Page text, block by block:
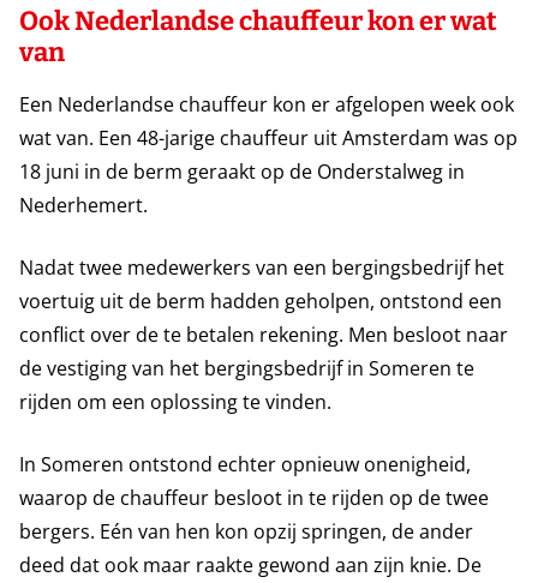
Ook Nederlandse chauffeur kon er wat
van
Een Nederlandse chauffeur kon er afgelopen week ook
wat van. Een 48-jarige chauffeur uit Amsterdam was op
18 juni in de berm geraakt op de Onderstalweg in
Nederhemert.
Nadat twee medewerkers van een bergingsbedrijf het
voertuig uit de berm hadden geholpen, ontstond een
conflict over de te betalen rekening. Men besloot naar
de vestiging van het bergingsbedrijf in Someren te
rijden om een oplossing te vinden.
In Someren ontstond echter opnieuw onenigheid,
waarop de chauffeur besloot in te rijden op de twee
bergers. Eén van hen kon opzij springen, de ander
deed dat ook maar raakte gewond aan zijn knie. De